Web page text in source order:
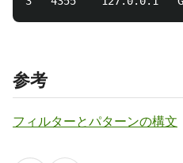
参考
フィルターとパターンの構文